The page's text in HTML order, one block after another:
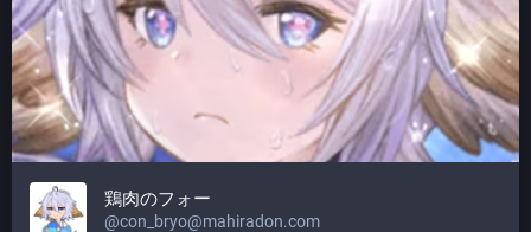
鶏肉のフォー
@con_bryo@mahiradon.com